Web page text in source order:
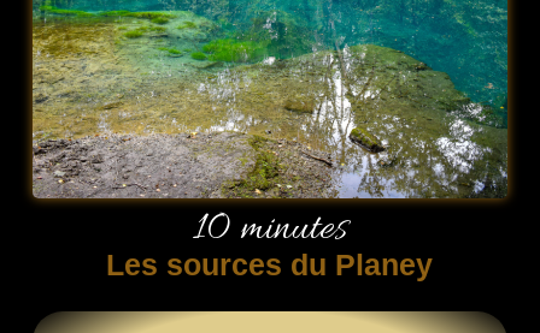
10 minutes
Les sources du Planey